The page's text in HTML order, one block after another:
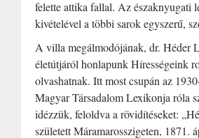
felette attika fallal. Az északnyugati
kivételével a többi sarok egyszerű,
A villa megálmodójának, dr. Héder
életútjáról honlapunk Hírességeink
olvashatnak. Itt most csupán az
Magyar Társadalom Lexikonja róla
idézzük, feloldva a rövidítéseket:
született Máramarosszigeten, 1871.